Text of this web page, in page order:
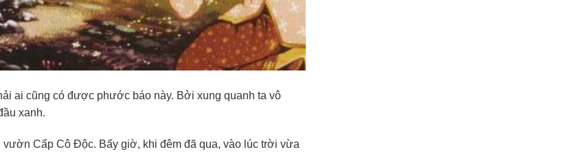
ai cũng có được phước báo này. Bởi xung quanh ta vô
xanh.
Cấp Cô Độc. Bấy giờ, khi đêm đã qua, vào lúc trời vừa